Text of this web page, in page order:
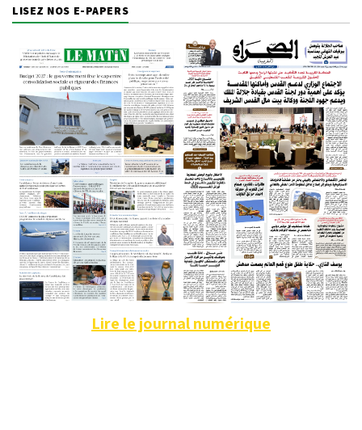
LISEZ NOS E-PAPERS
Lire le journal numérique